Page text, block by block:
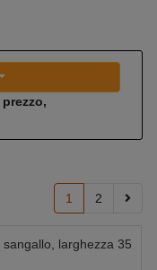
1 2
larghezza 35